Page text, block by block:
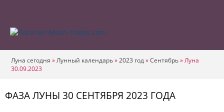
Луна сегодня »Лунный календарь»2023 год»Сентябрь»Луна
30.09.2023
ФАЗА ЛУНЫ 30 СЕНТЯБРЯ 2023 ГОДА